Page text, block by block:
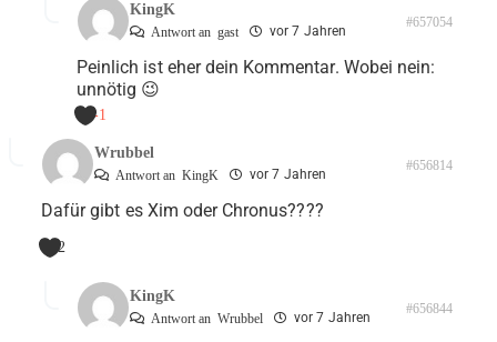
KingK
Antwort an gast vor 7 Jahren
#657054
Peinlich ist eher dein Kommentar. Wobei nein:
unnötig 😉
-1
Wrubbel
Antwort an KingK vor 7 Jahren
#656814
Dafür gibt es Xim oder Chronus????
2
KingK
Antwort an Wrubbel vor 7 Jahren
#656844